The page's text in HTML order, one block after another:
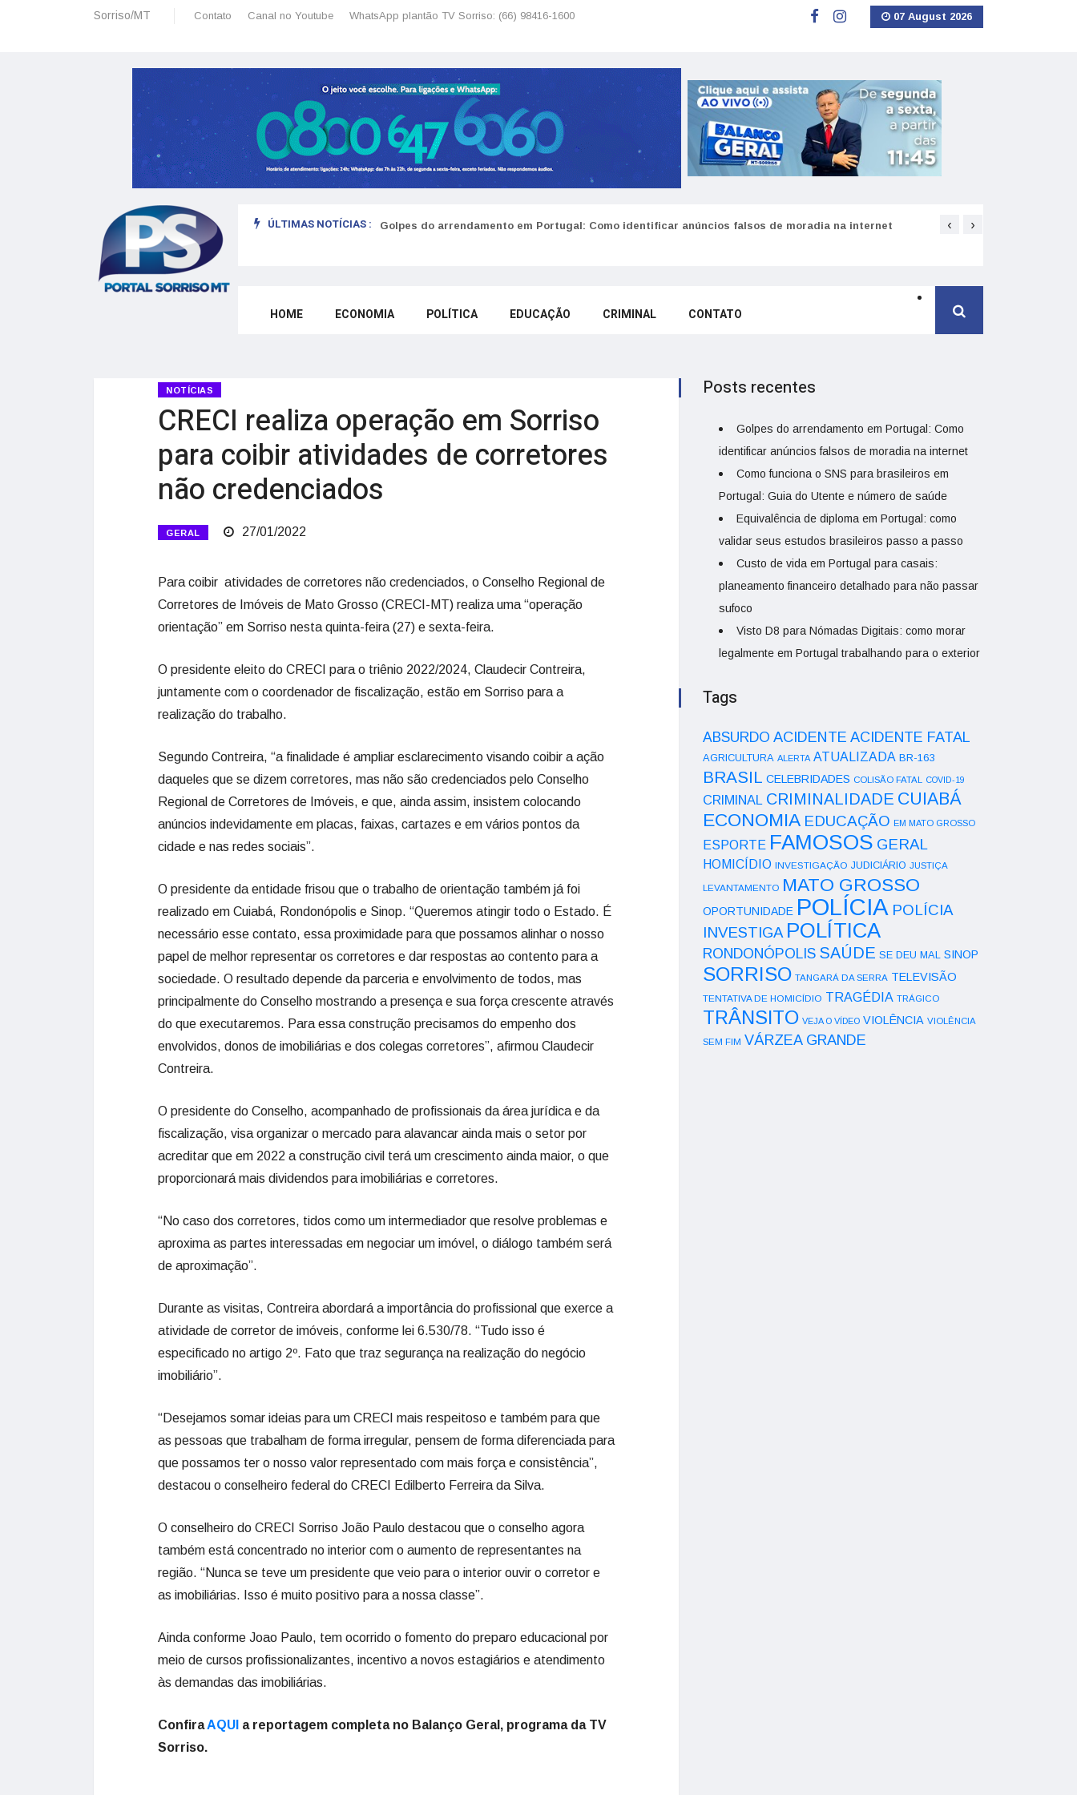
Sorriso/MT Contato Canal no Youtube WhatsApp plantão TV Sorriso: (66) 98416-1600 07 August 2026
ÚLTIMAS NOTÍCIAS :
morar legalmente em Portugal trabalhando para o exterior Golpes do arrendamento em Portugal: Como identificar anúncios falsos de moradia na internet Como funciona o SNS
‹ ›
HOME ECONOMIA POLÍTICA EDUCAÇÃO CRIMINAL CONTATO
NOTÍCIAS
CRECI realiza operação em Sorriso
para coibir atividades de corretores
não credenciados
GERAL 27/01/2022
Para coibir atividades de corretores não credenciados, o Conselho Regional de
Corretores de Imóveis de Mato Grosso (CRECI-MT) realiza uma “operação
orientação” em Sorriso nesta quinta-feira (27) e sexta-feira.
O presidente eleito do CRECI para o triênio 2022/2024, Claudecir Contreira,
juntamente com o coordenador de fiscalização, estão em Sorriso para a
realização do trabalho.
Segundo Contreira, “a finalidade é ampliar esclarecimento visando coibir a ação
daqueles que se dizem corretores, mas não são credenciados pelo Conselho
Regional de Corretores de Imóveis, e que, ainda assim, insistem colocando
anúncios indevidamente em placas, faixas, cartazes e em vários pontos da
cidade e nas redes sociais”.
O presidente da entidade frisou que o trabalho de orientação também já foi
realizado em Cuiabá, Rondonópolis e Sinop. “Queremos atingir todo o Estado. É
necessário esse contato, essa proximidade para que possamos alinhar o nosso
papel de melhor representar os corretores e dar respostas ao contento para a
sociedade. O resultado depende da parceria e envolvimento de todos, mas
principalmente do Conselho mostrando a presença e sua força crescente através
do que executaremos. Para essa construção precisamos do empenho dos
envolvidos, donos de imobiliárias e dos colegas corretores”, afirmou Claudecir
Contreira.
O presidente do Conselho, acompanhado de profissionais da área jurídica e da
fiscalização, visa organizar o mercado para alavancar ainda mais o setor por
acreditar que em 2022 a construção civil terá um crescimento ainda maior, o que
proporcionará mais dividendos para imobiliárias e corretores.
“No caso dos corretores, tidos como um intermediador que resolve problemas e
aproxima as partes interessadas em negociar um imóvel, o diálogo também será
de aproximação”.
Durante as visitas, Contreira abordará a importância do profissional que exerce a
atividade de corretor de imóveis, conforme lei 6.530/78. “Tudo isso é
especificado no artigo 2º. Fato que traz segurança na realização do negócio
imobiliário”.
“Desejamos somar ideias para um CRECI mais respeitoso e também para que
as pessoas que trabalham de forma irregular, pensem de forma diferenciada para
que possamos ter o nosso valor representado com mais força e consistência”,
destacou o conselheiro federal do CRECI Edilberto Ferreira da Silva.
O conselheiro do CRECI Sorriso João Paulo destacou que o conselho agora
também está concentrado no interior com o aumento de representantes na
região. “Nunca se teve um presidente que veio para o interior ouvir o corretor e
as imobiliárias. Isso é muito positivo para a nossa classe”.
Ainda conforme Joao Paulo, tem ocorrido o fomento do preparo educacional por
meio de cursos profissionalizantes, incentivo a novos estagiários e atendimento
às demandas das imobiliárias.
ConfiraAQUI a reportagem completa no Balanço Geral, programa da TV
Sorriso.
Posts recentes
Golpes do arrendamento em Portugal: Como
identificar anúncios falsos de moradia na internet
Como funciona o SNS para brasileiros em
Portugal: Guia do Utente e número de saúde
Equivalência de diploma em Portugal: como
validar seus estudos brasileiros passo a passo
Custo de vida em Portugal para casais:
planeamento financeiro detalhado para não passar
sufoco
Visto D8 para Nómadas Digitais: como morar
legalmente em Portugal trabalhando para o exterior
Tags
ABSURDO ACIDENTE ACIDENTE FATAL
AGRICULTURA ALERTA ATUALIZADA BR-163
BRASIL CELEBRIDADES COLISÃO FATAL COVID-19
CRIMINAL CRIMINALIDADE CUIABÁ
ECONOMIA EDUCAÇÃO EM MATO GROSSO
ESPORTE FAMOSOS GERAL
HOMICÍDIO INVESTIGAÇÃO JUDICIÁRIO JUSTIÇA
LEVANTAMENTO MATO GROSSO
OPORTUNIDADE POLÍCIA POLÍCIA
INVESTIGA POLÍTICA
RONDONÓPOLIS SAÚDE SE DEU MAL SINOP
SORRISO TANGARÁ DA SERRA TELEVISÃO
TENTATIVA DE HOMICÍDIO TRAGÉDIA TRÁGICO
TRÂNSITO VEJA O VÍDEO VIOLÊNCIA VIOLÊNCIA
SEM FIM VÁRZEA GRANDE